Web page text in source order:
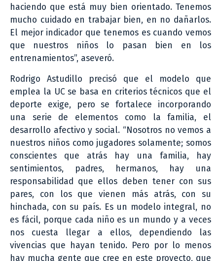
haciendo que está muy bien orientado. Tenemos
mucho cuidado en trabajar bien, en no dañarlos.
El mejor indicador que tenemos es cuando vemos
que nuestros niños lo pasan bien en los
entrenamientos”, aseveró.
Rodrigo Astudillo precisó que el modelo que
emplea la UC se basa en criterios técnicos que el
deporte exige, pero se fortalece incorporando
una serie de elementos como la familia, el
desarrollo afectivo y social. “Nosotros no vemos a
nuestros niños como jugadores solamente; somos
conscientes que atrás hay una familia, hay
sentimientos, padres, hermanos, hay una
responsabilidad que ellos deben tener con sus
pares, con los que vienen más atrás, con su
hinchada, con su país. Es un modelo integral, no
es fácil, porque cada niño es un mundo y a veces
nos cuesta llegar a ellos, dependiendo las
vivencias que hayan tenido. Pero por lo menos
hay mucha gente que cree en este proyecto, que